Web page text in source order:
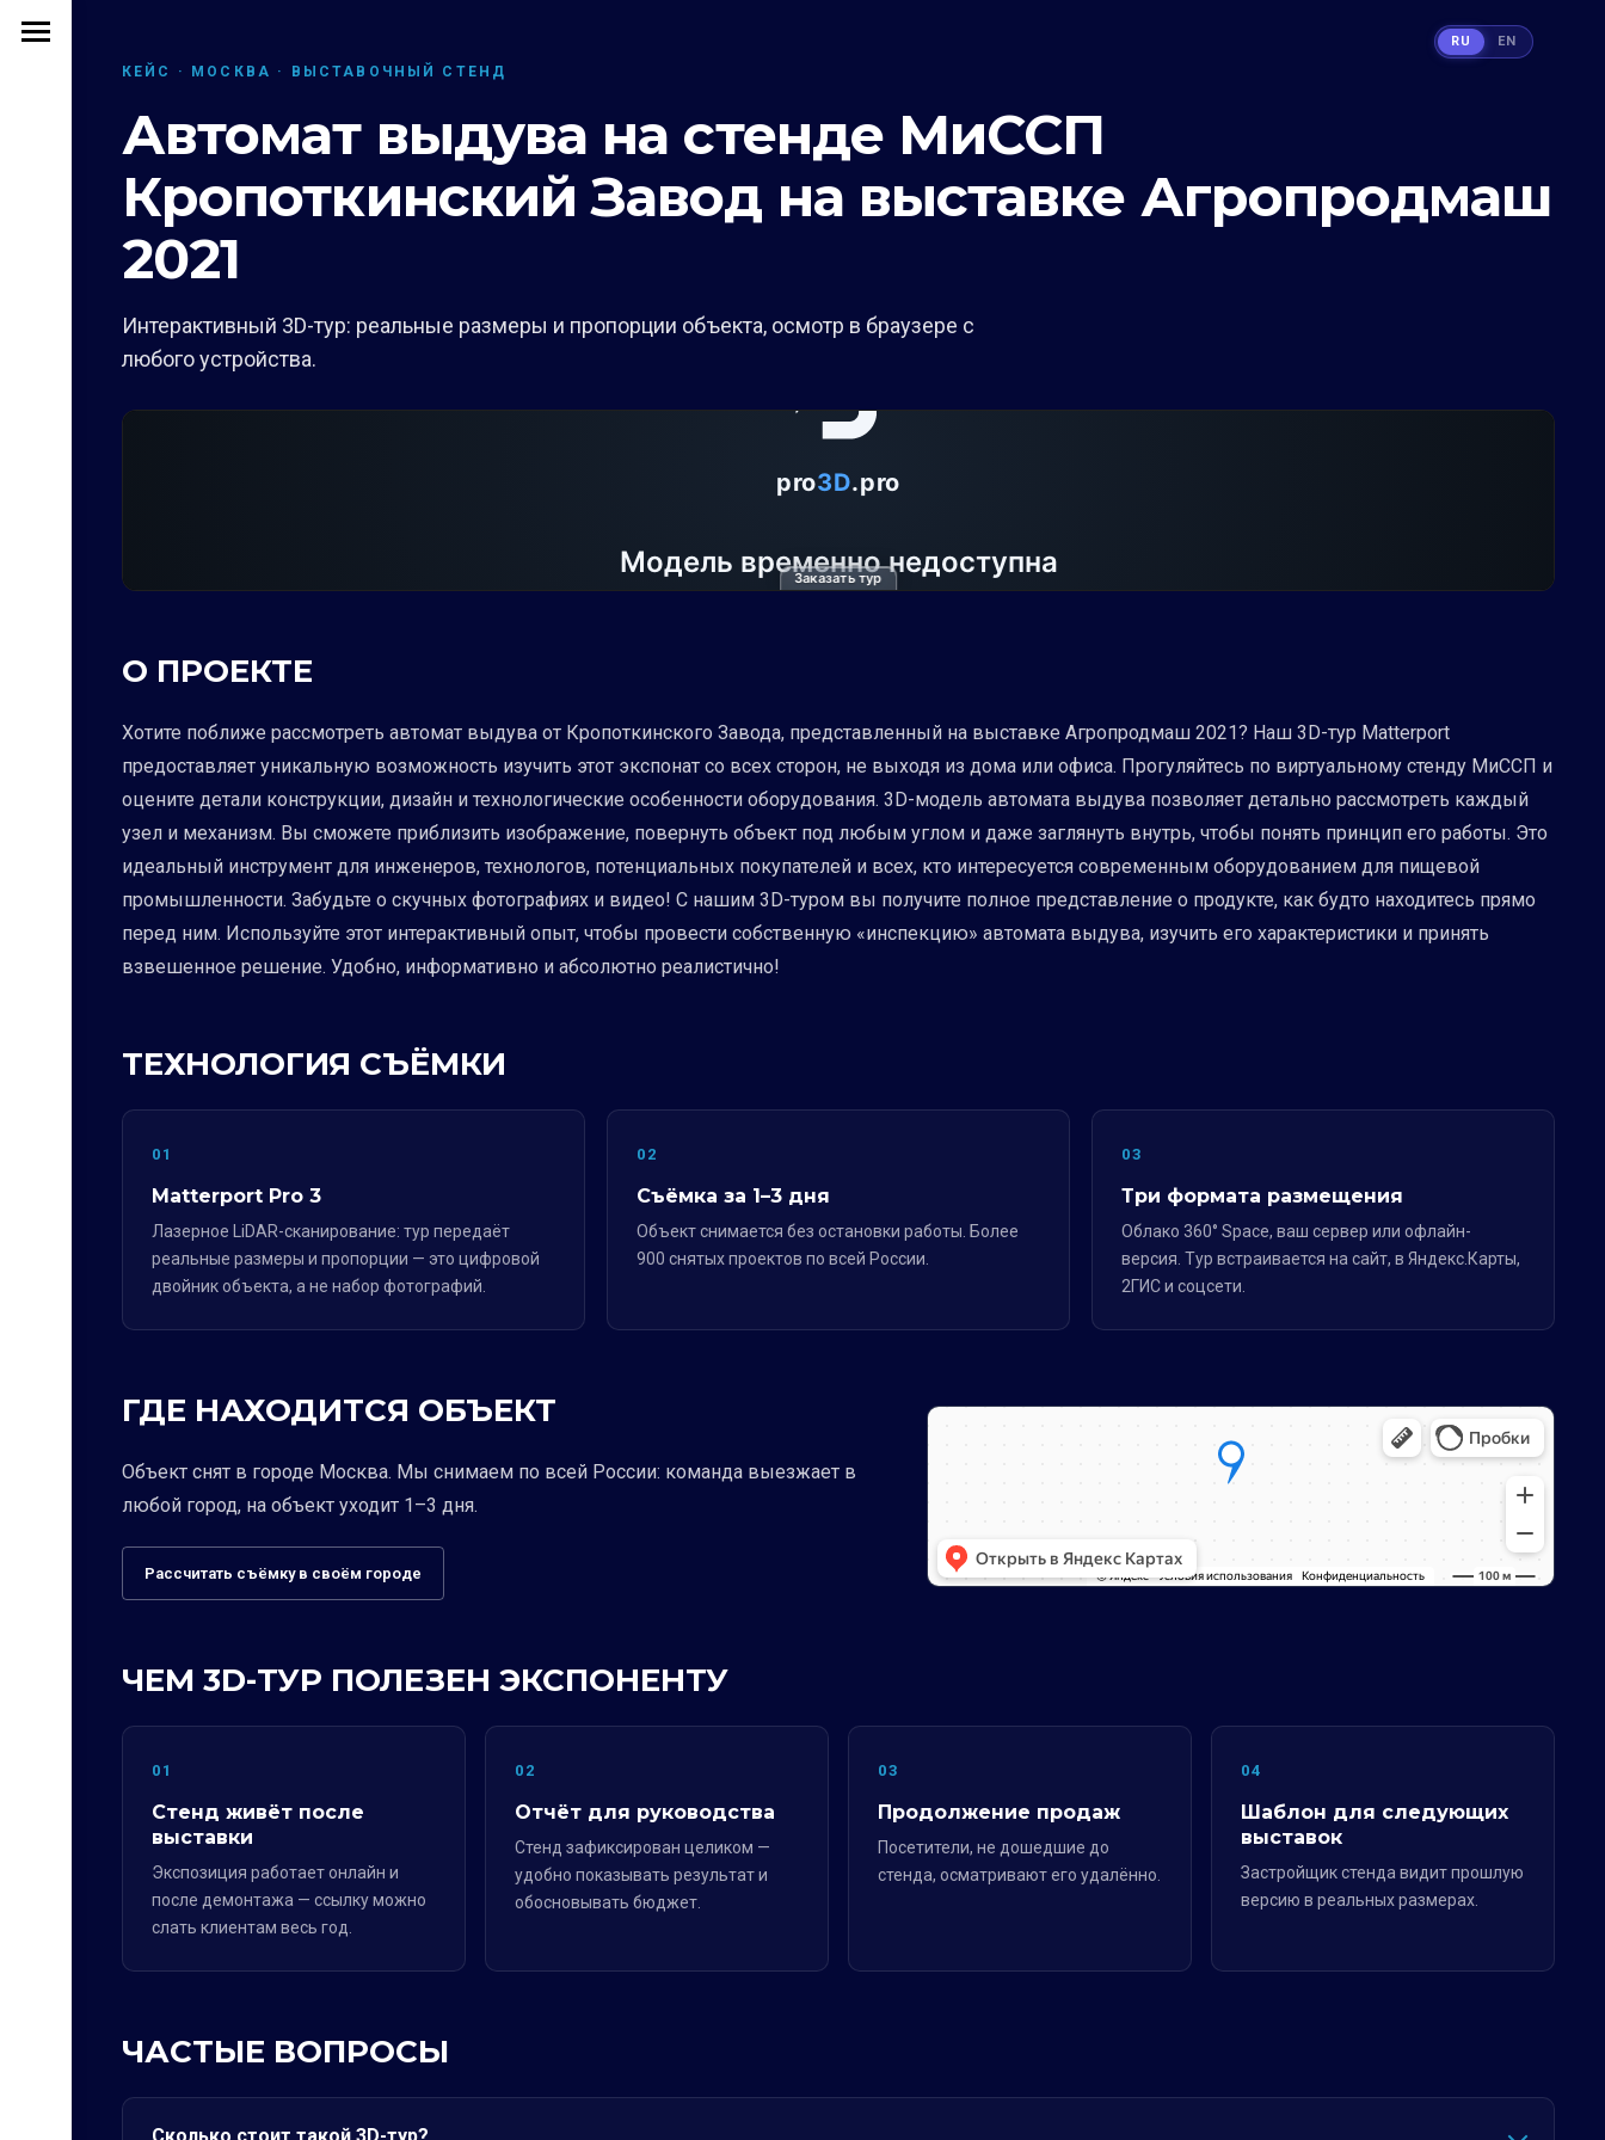
КЕЙС · МОСКВА · ВЫСТАВОЧНЫЙ СТЕНД
Автомат выдува на стенде МиССП
Кропоткинский Завод на выставке Агропродмаш
2021
Интерактивный 3D-тур: реальные размеры и пропорции объекта, осмотр в браузере с
любого устройства.
Заказать тур
О ПРОЕКТЕ
Хотите поближе рассмотреть автомат выдува от Кропоткинского Завода, представленный на выставке Агропродмаш 2021? Наш 3D-тур Matterport
предоставляет уникальную возможность изучить этот экспонат со всех сторон, не выходя из дома или офиса. Прогуляйтесь по виртуальному стенду МиССП и
оцените детали конструкции, дизайн и технологические особенности оборудования. 3D-модель автомата выдува позволяет детально рассмотреть каждый
узел и механизм. Вы сможете приблизить изображение, повернуть объект под любым углом и даже заглянуть внутрь, чтобы понять принцип его работы. Это
идеальный инструмент для инженеров, технологов, потенциальных покупателей и всех, кто интересуется современным оборудованием для пищевой
промышленности. Забудьте о скучных фотографиях и видео! С нашим 3D-туром вы получите полное представление о продукте, как будто находитесь прямо
перед ним. Используйте этот интерактивный опыт, чтобы провести собственную «инспекцию» автомата выдува, изучить его характеристики и принять
взвешенное решение. Удобно, информативно и абсолютно реалистично!
ТЕХНОЛОГИЯ СЪЁМКИ
01
Matterport Pro 3
Лазерное LiDAR-сканирование: тур передаёт
реальные размеры и пропорции — это цифровой
двойник объекта, а не набор фотографий.
02
Съёмка за 1–3 дня
Объект снимается без остановки работы. Более
900 снятых проектов по всей России.
03
Три формата размещения
Облако 360° Space, ваш сервер или офлайн-
версия. Тур встраивается на сайт, в Яндекс.Карты,
2ГИС и соцсети.
ГДЕ НАХОДИТСЯ ОБЪЕКТ
Объект снят в городе Москва. Мы снимаем по всей России: команда выезжает в
любой город, на объект уходит 1–3 дня.
Рассчитать съёмку в своём городе
ЧЕМ 3D-ТУР ПОЛЕЗЕН ЭКСПОНЕНТУ
01
Стенд живёт после
выставки
Экспозиция работает онлайн и
после демонтажа — ссылку можно
слать клиентам весь год.
02
Отчёт для руководства
Стенд зафиксирован целиком —
удобно показывать результат и
обосновывать бюджет.
03
Продолжение продаж
Посетители, не дошедшие до
стенда, осматривают его удалённо.
04
Шаблон для следующих
выставок
Застройщик стенда видит прошлую
версию в реальных размерах.
ЧАСТЫЕ ВОПРОСЫ
RU EN